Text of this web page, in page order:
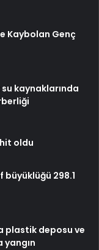
Kaybolan Genç
kaynaklarında
oldu
büyüklüğü 298.1
plastik deposu ve